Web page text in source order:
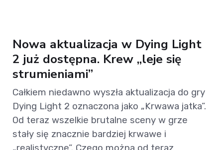
Nowa aktualizacja w Dying Light
2 już dostępna. Krew „leje się
strumieniami”
Całkiem niedawno wyszła aktualizacja do gry
Dying Light 2 oznaczona jako „Krwawa jatka”.
Od teraz wszelkie brutalne sceny w grze
stały się znacznie bardziej krwawe i